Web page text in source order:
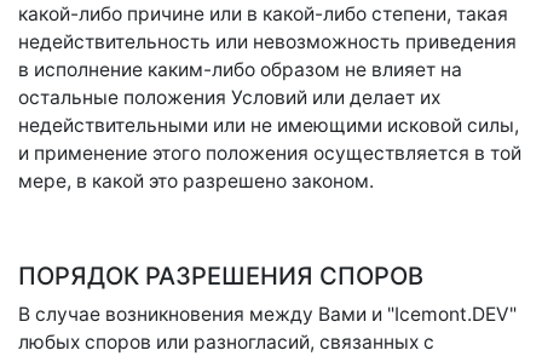
какой-либо причине или в какой-либо степени, такая
недействительность или невозможность приведения
в исполнение каким-либо образом не влияет на
остальные положения Условий или делает их
недействительными или не имеющими исковой силы,
и применение этого положения осуществляется в той
мере, в какой это разрешено законом.
ПОРЯДОК РАЗРЕШЕНИЯ СПОРОВ
В случае возникновения между Вами и "Icemont.DEV"
любых споров или разногласий, связанных с